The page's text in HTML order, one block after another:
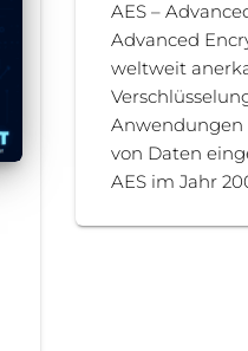
AES –
Advanced
weltweit
Anwendungen
von Daten
AES im Jahr